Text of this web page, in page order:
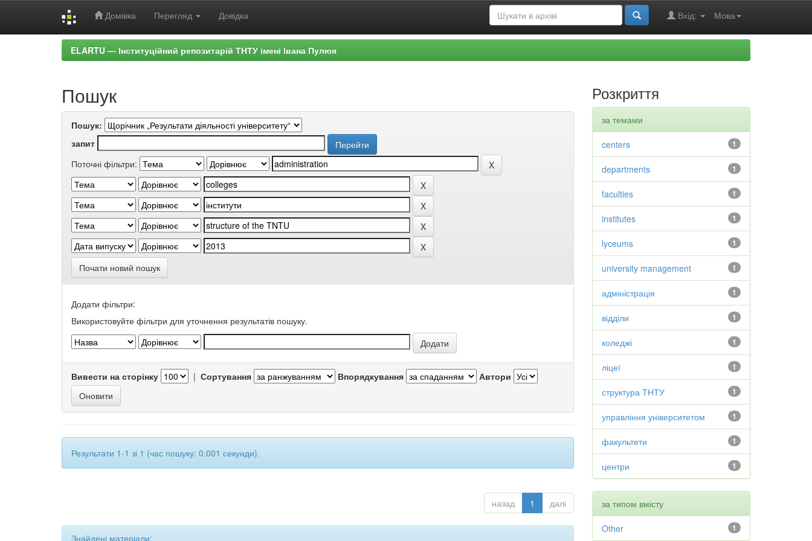
Домівка Перегляд Довідка Мова
Вхід:
ELARTU — Інституційний репозитарій ТНТУ імені Івана Пулюя
Пошук
Пошук:
запит
Поточні фільтри:
Почати новий пошук
Додати фільтри:
Використовуйте фільтри для уточнення результатів пошуку.
Вивести на сторінку | Сортування Впорядкування Автори
Результати 1-1 зі 1 (час пошуку: 0.001 секунди).
назад 1 далі
Знайдені матеріали:
Розкриття
за темами
1
centers
1
departments
1
faculties
1
institutes
1
lyceums
1
university management
1
адміністрація
1
відділи
1
коледжі
1
ліцеї
1
структура ТНТУ
1
управління університетом
1
факультети
1
центри
за типом вмісту
1
Other